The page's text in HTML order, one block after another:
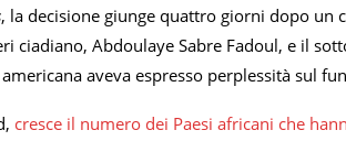
, la decisione giunge quattro giorni dopo
ciadiano, Abdoulaye Sabre Fadoul, e il
aveva espresso perplessità sul
cresce il numero dei Paesi africani che